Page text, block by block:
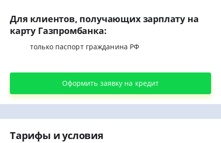
Для клиентов, получающих зарплату на
карту Газпромбанка:
только паспорт гражданина РФ
Оформить заявку на кредит
Тарифы и условия